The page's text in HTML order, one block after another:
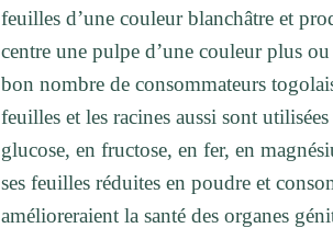
feuilles d’une couleur blanchâtre et
centre une pulpe d’une couleur plus
bon nombre de consommateurs
feuilles et les racines aussi sont
glucose, en fructose, en fer, en
ses feuilles réduites en poudre et
amélioreraient la santé des organes